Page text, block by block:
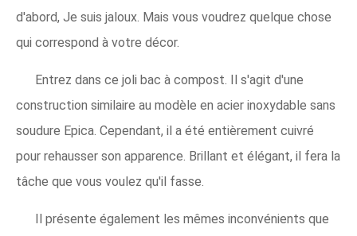
d'abord, Je suis jaloux. Mais vous voudrez quelque chose
qui correspond à votre décor.
Entrez dans ce joli bac à compost. Il s'agit d'une
construction similaire au modèle en acier inoxydable sans
soudure Epica. Cependant, il a été entièrement cuivré
pour rehausser son apparence. Brillant et élégant, il fera la
tâche que vous voulez qu'il fasse.
Il présente également les mêmes inconvénients que